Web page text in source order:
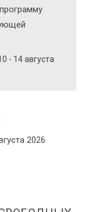
- 14 августа
2026